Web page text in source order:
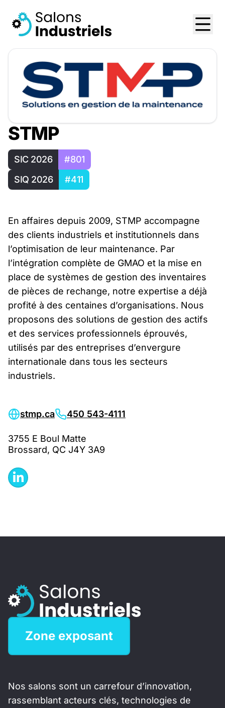
STMP
SIC 2026
#801
SIQ 2026
#411
En affaires depuis 2009, STMP accompagne
des clients industriels et institutionnels dans
l’optimisation de leur maintenance. Par
l’intégration complète de GMAO et la mise en
place de systèmes de gestion des inventaires
de pièces de rechange, notre expertise a déjà
profité à des centaines d’organisations. Nous
proposons des solutions de gestion des actifs
et des services professionnels éprouvés,
utilisés par des entreprises d’envergure
internationale dans tous les secteurs
industriels.
stmp.ca 450 543-4111
3755 E Boul Matte
Brossard, QC J4Y 3A9
Zone exposant
Nos salons sont un carrefour d’innovation,
rassemblant acteurs clés, technologies de